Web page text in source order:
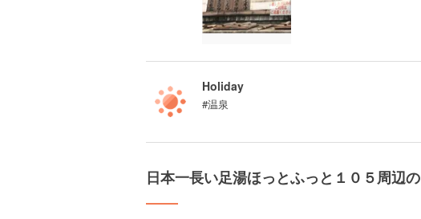
Holiday
#温泉
日本一長い足湯ほっとふっと１０５周辺